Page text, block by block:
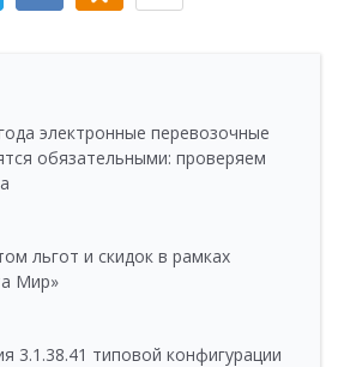
электронные перевозочные
обязательными: проверяем
льгот и скидок в рамках
Мир»
3.1.38.41 типовой конфигурации